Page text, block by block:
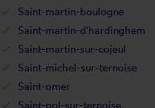
Saint-martin-boulogne
Saint-martin-d'hardinghem
Saint-martin-sur-cojeul
Saint-michel-sur-ternoise
Saint-omer
Saint-pol-sur-ternoise